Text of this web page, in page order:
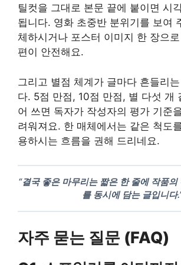
틸컷을 그대로 본문 끝에 붙이면 시
됩니다. 영화 초중반 분위기를 보여
체하시거나 포스터 이미지 한 장으
편이 안전해요.
그리고 별점 체계가 글마다 흔들리
다. 5점 만점, 10점 만점, 별 다섯 개
어 쓰면 독자가 작성자의 평가 기준
려워져요. 한 매체에서는 같은 척도
용하시는 흐름을 권해 드리네요.
“결국 좋은 마무리는 짧은 한 줄에 작품
를 동시에 담는 글입니다
자주 묻는 질문 (FAQ)